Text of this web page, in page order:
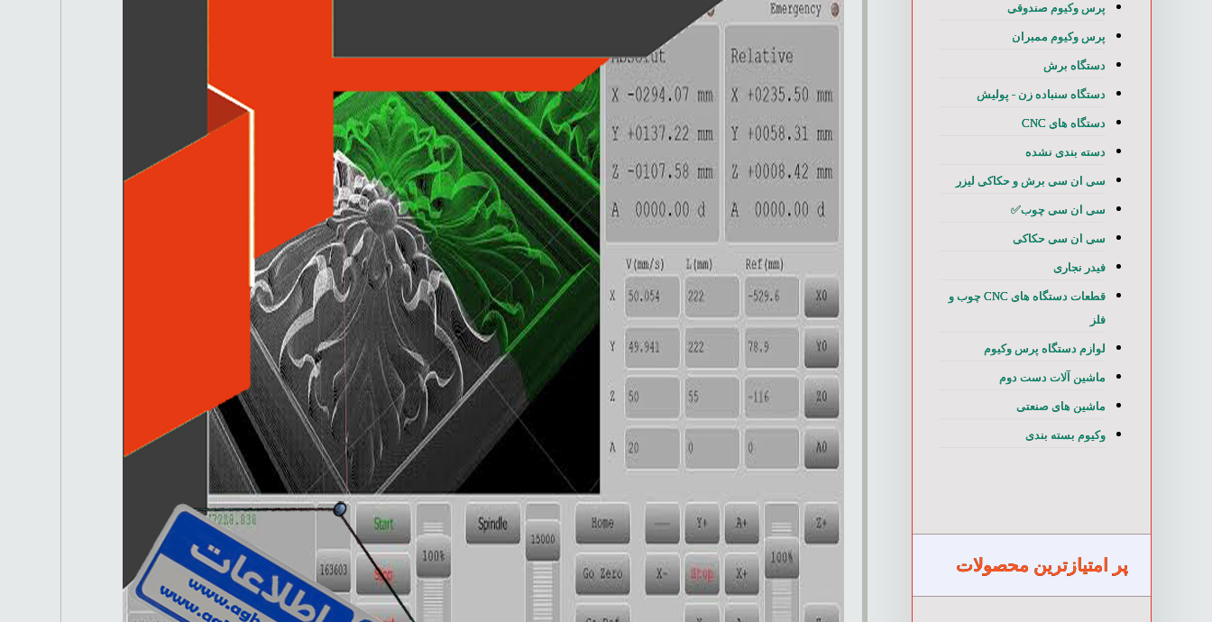
پرس وکیوم صندوقی
پرس وکیوم ممبران
دستگاه برش
دستگاه سنباده زن - پولیش
دستگاه های CNC
دسته بندی نشده
سی ان سی برش و حکاکی لیزر
سی ان سی چوب✅
سی ان سی حکاکی
فیدر نجاری
قطعات دستگاه های CNC چوب و
فلز
لوازم دستگاه پرس وکیوم
ماشین آلات دست دوم
ماشین های صنعتی
وکیوم بسته بندی
پر امتیازترین محصولات